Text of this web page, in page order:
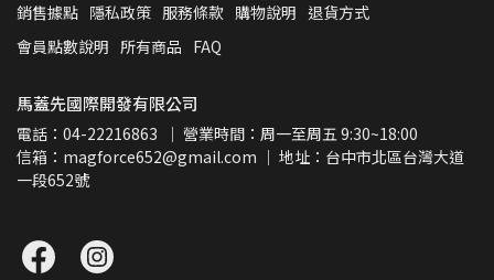
銷售據點 隱私政策 服務條款 購物說明 退貨方式
會員點數說明 所有商品 FAQ
馬蓋先國際開發有限公司
電話：04-22216863  ｜ 營業時間：周一至周五 9:30~18:00
信箱：magforce652@gmail.com ｜ 地址：台中市北區台灣大道
一段652號